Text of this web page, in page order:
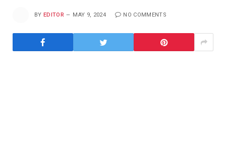
BY EDITOR MAY 9, 2024 NO COMMENTS